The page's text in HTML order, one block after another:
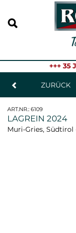
+++ 35
ZURÜCK
ART.NR.: 6109
LAGREIN 2024
Muri-Gries, Südtirol